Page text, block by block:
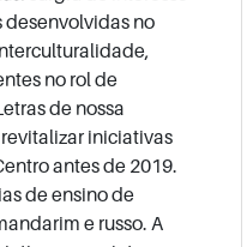
desenvolvidas no
no rol de
de nossa
iniciativas
antes de 2019.
de ensino de
e russo. A